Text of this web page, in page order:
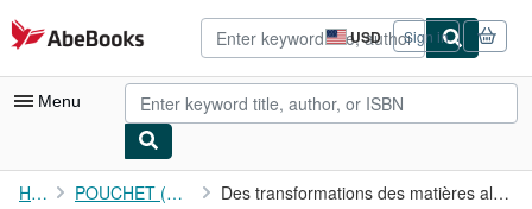
Skip to main content
AbeBooks.com USD
Site
shopping
preferences
Sign in
Menu
My Account
Home POUCHET (Dr A. Gabriel). Des transformations des matières albuminoïdes dans l'économie.